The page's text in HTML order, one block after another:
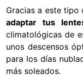
Gracias a este
adaptar tus
climatológicas de
unos descensos
para los días
más soleados.